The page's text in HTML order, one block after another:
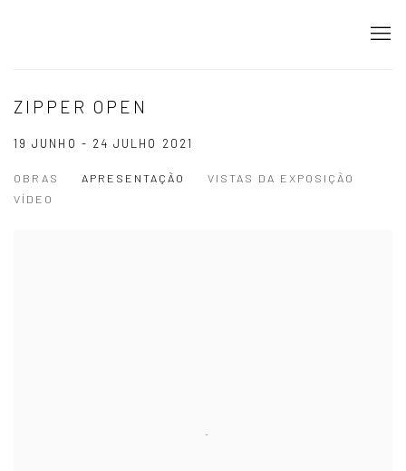
ZIPPER OPEN
19 JUNHO - 24 JULHO 2021
OBRAS APRESENTAÇÃO
VISTAS DA EXPOSIÇÃO
VÍDEO